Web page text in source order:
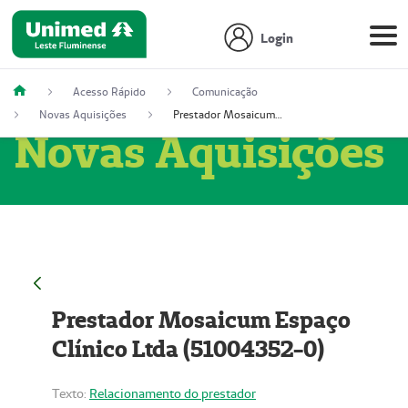
Login
Acesso Rápido
Comunicação
Novas Aquisições
Prestador Mosaicum Espaço Clínico Ltda (51004352-0)
Novas Aquisições
Prestador Mosaicum Espaço
Clínico Ltda (51004352-0)
Texto: Relacionamento do prestador